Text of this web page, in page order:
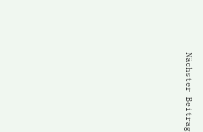
Nächster Beitrag